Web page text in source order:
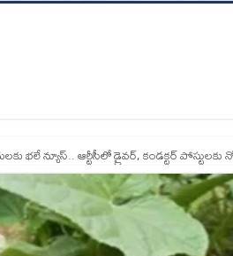
భలే న్యూస్.. ఆర్టీసీలో డ్రైవర్, కండక్టర్‌
దూసుకొచ్చిన మృత్యువు.. టిప్పర్ ఢీకొని ఏడుగురు